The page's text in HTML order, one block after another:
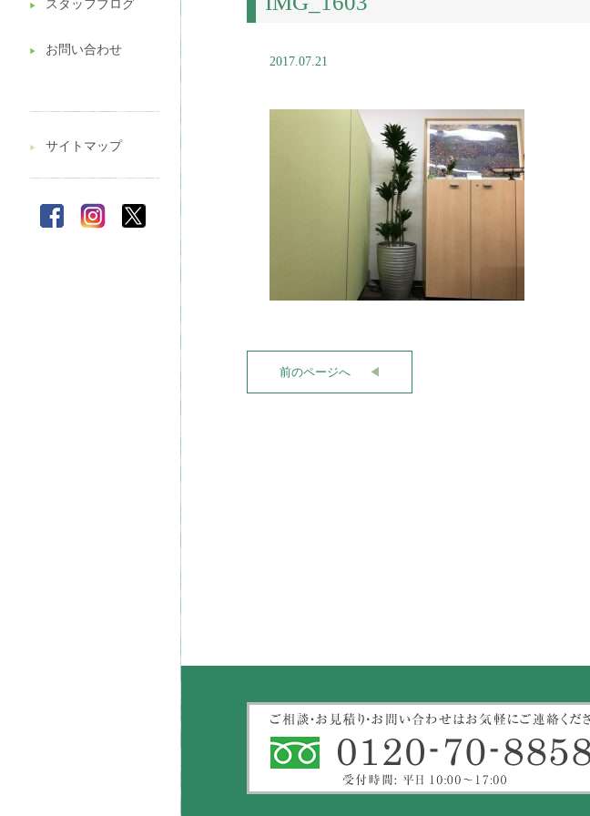
▶︎ スタッフブログ
▶︎ お問い合わせ
▶︎ サイトマップ
2017.07.21
前のページへ ◀︎